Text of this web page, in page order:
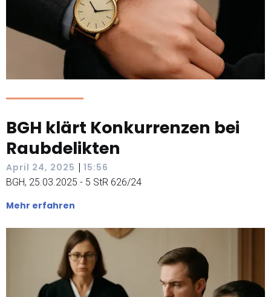
BGH klärt Konkurrenzen bei
Raubdelikten
April 24, 2025 | 15:56
BGH, 25.03.2025 - 5 StR 626/24
Mehr erfahren